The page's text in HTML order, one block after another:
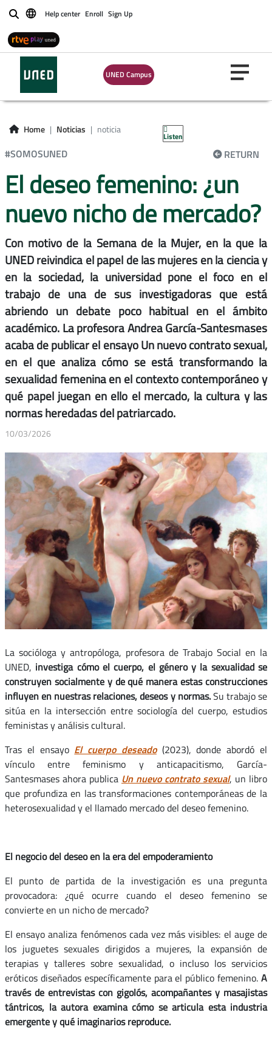
BuscarHelp center Enroll Sign Up
UNED Campus
Home Noticias noticia
Listen
#SOMOSUNED RETURN
El deseo femenino: ¿un
nuevo nicho de mercado?
Con motivo de la Semana de la Mujer, en la que la
UNED reivindica el papel de las mujeres en la ciencia y
en la sociedad, la universidad pone el foco en el
trabajo de una de sus investigadoras que está
abriendo un debate poco habitual en el ámbito
académico. La profesora Andrea García-Santesmases
acaba de publicar el ensayo Un nuevo contrato sexual,
en el que analiza cómo se está transformando la
sexualidad femenina en el contexto contemporáneo y
qué papel juegan en ello el mercado, la cultura y las
normas heredadas del patriarcado.
10/03/2026
La socióloga y antropóloga, profesora de Trabajo Social en la
UNED, investiga cómo el cuerpo, el género y la sexualidad se
construyen socialmente y de qué manera estas construcciones
influyen en nuestras relaciones, deseos y normas.Su trabajo se
sitúa en la intersección entre sociología del cuerpo, estudios
feministas y análisis cultural.
Tras el ensayo El cuerpo deseado(2023), donde abordó el
vínculo entre feminismo y anticapacitismo, García-
Santesmases ahora publica Un nuevo contrato sexual, un libro
que profundiza en las transformaciones contemporáneas de la
heterosexualidad y el llamado mercado del deseo femenino.
El negocio del deseo en la era del empoderamiento
El punto de partida de la investigación es una pregunta
provocadora: ¿qué ocurre cuando el deseo femenino se
convierte en un nicho de mercado?
El ensayo analiza fenómenos cada vez más visibles: el auge de
los juguetes sexuales dirigidos a mujeres, la expansión de
terapias y talleres sobre sexualidad, o incluso los servicios
eróticos diseñados específicamente para el público femenino. A
través de entrevistas con gigolós, acompañantes y masajistas
tántricos, la autora examina cómo se articula esta industria
emergente y qué imaginarios reproduce.